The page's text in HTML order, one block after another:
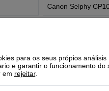
Canon Selphy
para os seus própios
e garantir o funcionamento do
em rejeitar.